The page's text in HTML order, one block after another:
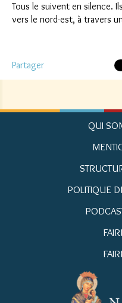
Tous le suivent en silence.
vers le nord-est, à travers
Partager
QUI
POLITIQUE